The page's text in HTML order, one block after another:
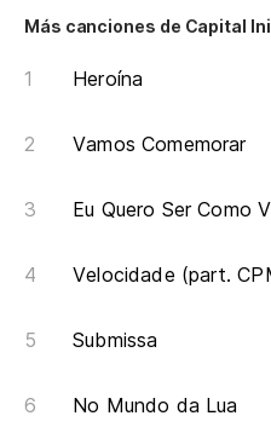
Más canciones de Capital
Heroína
Vamos Comemorar
Eu Quero Ser Como
Velocidade (part.
Submissa
No Mundo da Lua